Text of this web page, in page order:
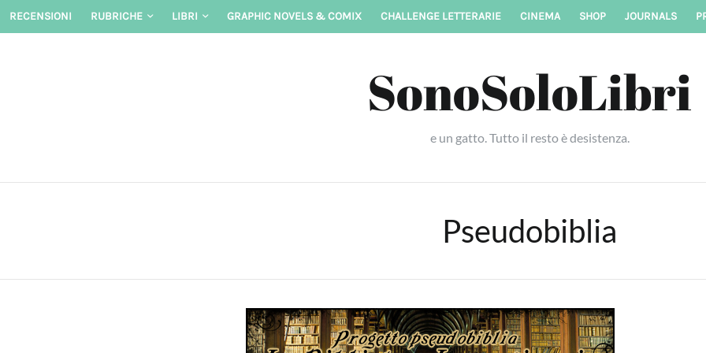
Skip
RECENSIONI RUBRICHE LIBRI GRAPHIC NOVELS & COMIX CHALLENGE LETTERARIE CINEMA SHOP JOURNALS
SonoSoloLibri
e un gatto. Tutto il resto è desistenza.
Pseudobiblia